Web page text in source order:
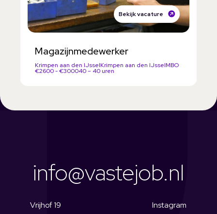
Bekijk vacature
Magazijnmedewerker
Krimpen aan den IJsselKrimpen aan den IJsselMBO
€2600 - €300040 – 40 uren
info@vastejob.nl
Vrijhof 19
Instagram